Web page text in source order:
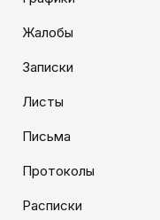
Жалобы
Записки
Листы
Письма
Протоколы
Расписки